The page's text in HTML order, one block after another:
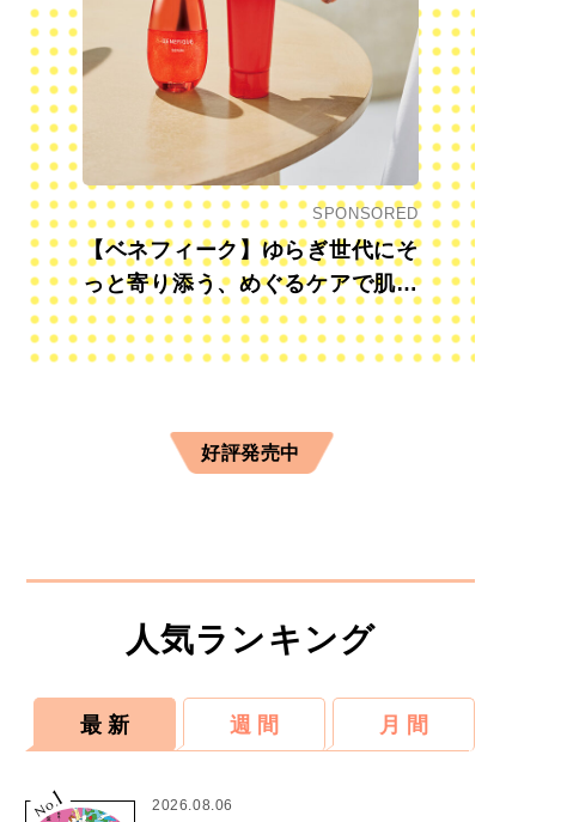
SPONSORED
【ベネフィーク】ゆらぎ世代にそ
っと寄り添う、めぐるケアで肌も
心も前向きに
好評発売中
人気ランキング
最 新 週 間 月 間
No.
1 2026.08.06